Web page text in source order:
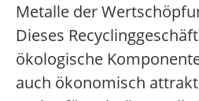
Metalle der
Dieses
ökologische
auch ökonomisch